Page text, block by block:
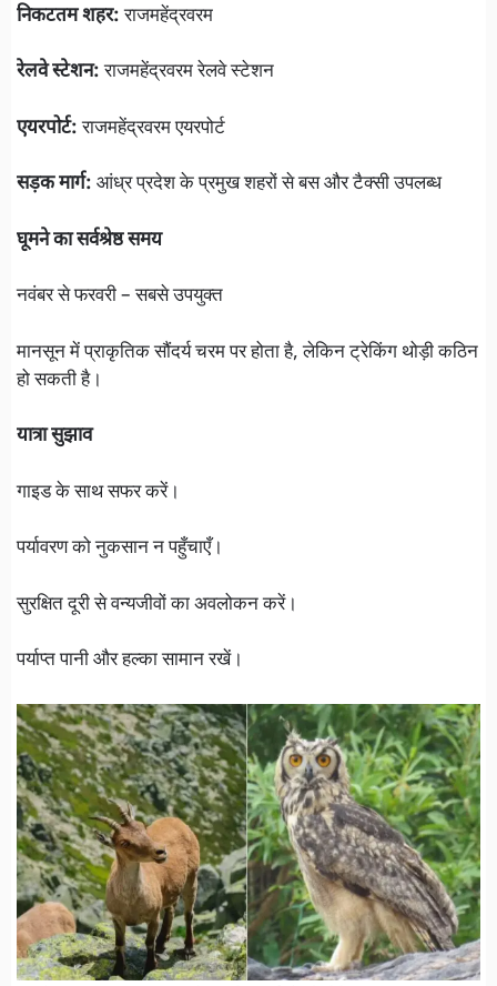
निकटतम शहर:राजमहेंद्रवरम
रेलवे स्टेशन:राजमहेंद्रवरम रेलवे स्टेशन
एयरपोर्ट:राजमहेंद्रवरम एयरपोर्ट
सड़क मार्ग: आंध्र प्रदेश के प्रमुख शहरों से बस और टैक्सी उपलब्ध
घूमने का सर्वश्रेष्ठ समय
नवंबर से फरवरी – सबसे उपयुक्त
मानसून में प्राकृतिक सौंदर्य चरम पर होता है, लेकिन ट्रेकिंग थोड़ी कठिन
हो सकती है।
यात्रा सुझाव
गाइड के साथ सफर करें।
पर्यावरण को नुकसान न पहुँचाएँ।
सुरक्षित दूरी से वन्यजीवों का अवलोकन करें।
पर्याप्त पानी और हल्का सामान रखें।